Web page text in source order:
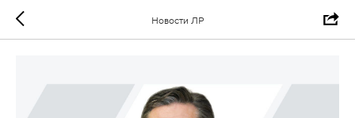
Новости ЛР